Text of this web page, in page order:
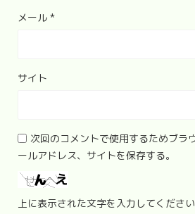
メール *
サイト
次回のコメントで使用するためブラ
ールアドレス、サイトを保存する。
上に表示された文字を入力してください